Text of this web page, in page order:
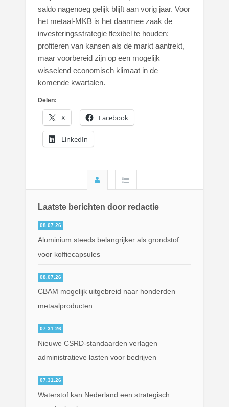
saldo nagenoeg gelijk blijft aan vorig jaar. Voor
het metaal-MKB is het daarmee zaak de
investeringsstrategie flexibel te houden:
profiteren van kansen als de markt aantrekt,
maar voorbereid zijn op een mogelijk
wisselend economisch klimaat in de
komende kwartalen.
Delen:
X Facebook
LinkedIn
Laatste berichten door redactie
08.07.26
Aluminium steeds belangrijker als grondstof
voor koffiecapsules
08.07.26
CBAM mogelijk uitgebreid naar honderden
metaalproducten
07.31.26
Nieuwe CSRD-standaarden verlagen
administratieve lasten voor bedrijven
07.31.26
Waterstof kan Nederland een strategisch